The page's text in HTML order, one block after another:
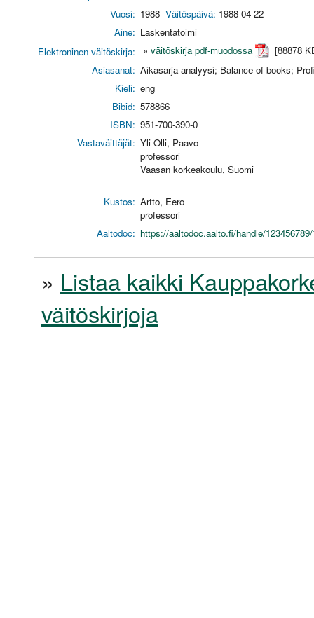
Vuosi: 1988 Väitöspäivä: 1988-04-22
Aine: Laskentatoimi
Elektroninen väitöskirja:
» väitöskirja pdf-muodossa
[88878
Asiasanat: Aikasarja-analyysi; Balance of books;
Kieli: eng
Bibid: 578866
ISBN: 951-700-390-0
Vastaväittäjät: Yli-Olli, Paavo
professori
Vaasan korkeakoulu, Suomi
Kustos: Artto, Eero
professori
Aaltodoc: https://aaltodoc.aalto.fi/handle/
» Listaa kaikki
väitöskirjoja